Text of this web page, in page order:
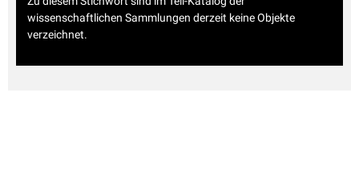
wissenschaftlichen Sammlungen derzeit keine Objekte
verzeichnet.